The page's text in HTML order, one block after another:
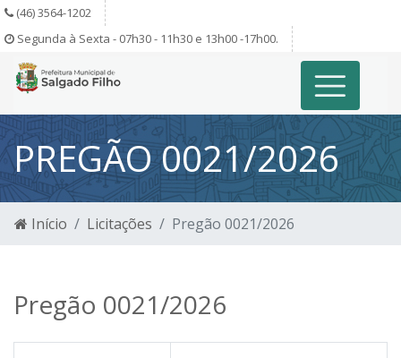
(46) 3564-1202
Segunda à Sexta - 07h30 - 11h30 e 13h00 -17h00.
PREGÃO 0021/2026
Início Licitações Pregão 0021/2026
Pregão 0021/2026